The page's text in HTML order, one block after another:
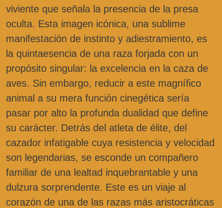
viviente que señala la presencia de la presa
oculta. Esta imagen icónica, una sublime
manifestación de instinto y adiestramiento, es
la quintaesencia de una raza forjada con un
propósito singular: la excelencia en la caza de
aves. Sin embargo, reducir a este magnífico
animal a su mera función cinegética sería
pasar por alto la profunda dualidad que define
su carácter. Detrás del atleta de élite, del
cazador infatigable cuya resistencia y velocidad
son legendarias, se esconde un compañero
familiar de una lealtad inquebrantable y una
dulzura sorprendente. Este es un viaje al
corazón de una de las razas más aristocráticas